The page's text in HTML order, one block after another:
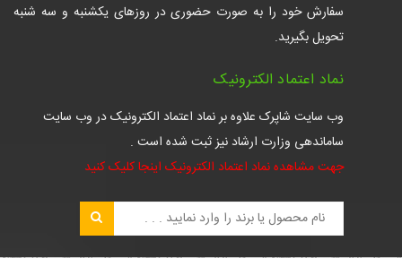
سفارش خود را به صورت حضوری در روزهای یکشنبه و سه شنبه
تحویل بگیرید.
نماد اعتماد الکترونیک
وب سایت شاپرک علاوه بر نماد اعتماد الکترونیک در وب سایت
ساماندهی وزارت ارشاد نیز ثبت شده است .
جهت مشاهده نماد اعتماد الکترونیک اینجا کلیک کنید